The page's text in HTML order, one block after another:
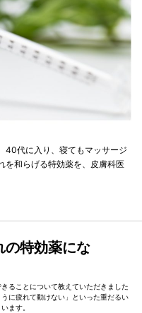
40代に入り、寝てもマッサージ
を和らげる特効薬を、皮膚科医
の特効薬にな
ることについて教えていただきました
に疲れて動けない」といった重だるい
ます。